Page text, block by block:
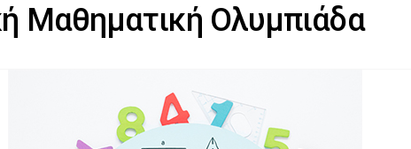
Μαθηματική Ολυμπιάδα